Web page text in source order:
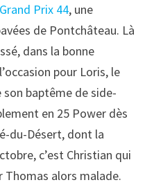
Prix 44, une
de Pontchâteau. Là
dans la bonne
pour Loris, le
baptême de side-
en 25 Power dès
du-Désert, dont la
c’est Christian qui
Thomas alors malade.